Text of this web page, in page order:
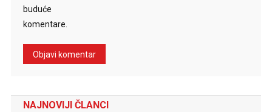
buduće
komentare.
NAJNOVIJI ČLANCI